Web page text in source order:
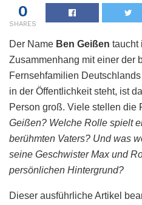
0
SHARES
Der Name Ben Geißen taucht
Zusammenhang mit einer der
Fernsehfamilien
in der Öffentlichkeit steht, ist
Person groß. Viele stellen die
Geißen? Welche Rolle spielt
berühmten Vaters? Und was
seine Geschwister Max und
persönlichen Hintergrund?
Dieser ausführliche Artikel